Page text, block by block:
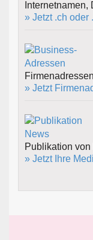
» Jetzt .ch oder
» Jetzt
Publikation
» Jetzt Ihre